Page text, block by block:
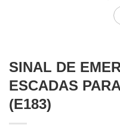
SINAL DE
ESCADAS
(E183)